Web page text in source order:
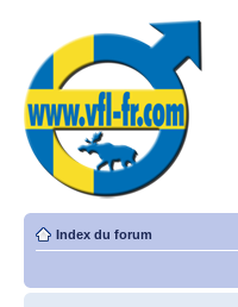
Index du forum